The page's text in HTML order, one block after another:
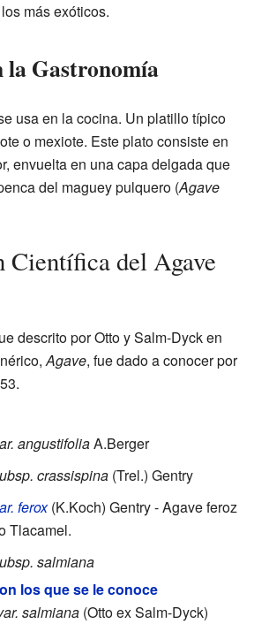
más exóticos.
la Gastronomía
usa en la cocina. Un platillo típico
o mexiote. Este plato consiste en
envuelta en una capa delgada que
del maguey pulquero (Agave
Científica del Agave
descrito por Otto y Salm-Dyck en
Agave, fue dado a conocer por
angustifoliaA.Berger
crassispina (Trel.) Gentry
ferox(K.Koch) Gentry - Agave feroz
Tlacamel.
salmiana
los que se le conoce
salmiana (Otto ex Salm-Dyck)